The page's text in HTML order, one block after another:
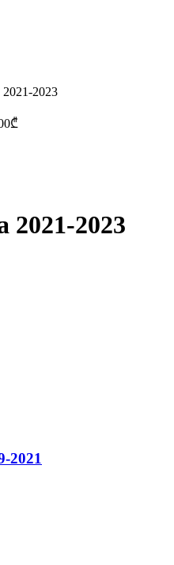
2023
₾
2023
2021